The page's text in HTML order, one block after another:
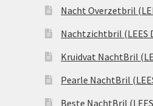
Nacht Overzetbril
Nachtzichtbril (LEES
Kruidvat NachtBril
Pearle NachtBril
Beste NachtBril